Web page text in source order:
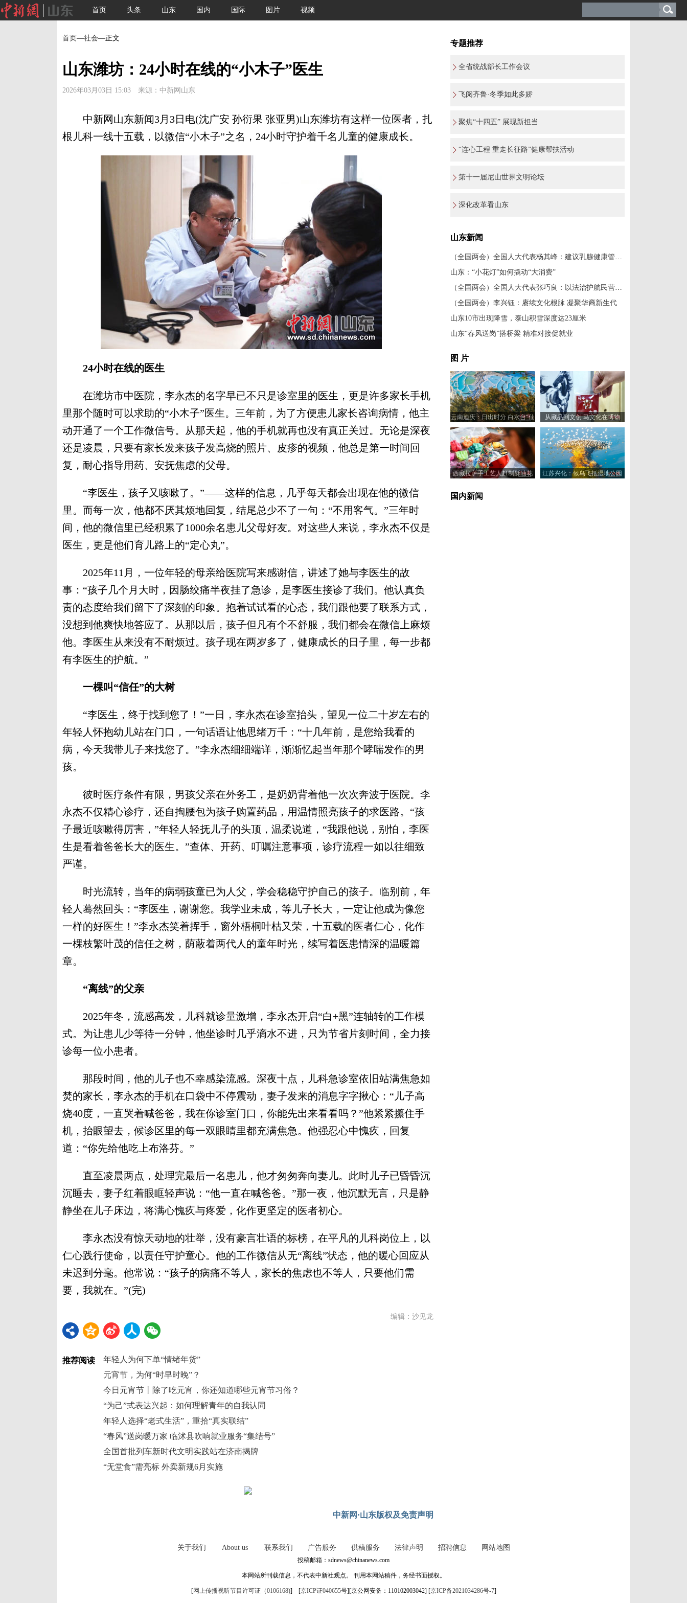
首页 头条 山东 国内 国际 图片 视频
首页—社会—正文
山东潍坊：24小时在线的“小木子”医生
2026年03月03日 15:03 来源：中新网山东
中新网山东新闻3月3日电(沈广安 孙衍果 张亚男)山东潍坊有这样一位医者，扎
根儿科一线十五载，以微信“小木子”之名，24小时守护着千名儿童的健康成长。
24小时在线的医生
在潍坊市中医院，李永杰的名字早已不只是诊室里的医生，更是许多家长手机
里那个随时可以求助的“小木子”医生。三年前，为了方便患儿家长咨询病情，他主
动开通了一个工作微信号。从那天起，他的手机就再也没有真正关过。无论是深夜
还是凌晨，只要有家长发来孩子发高烧的照片、皮疹的视频，他总是第一时间回
复，耐心指导用药、安抚焦虑的父母。
“李医生，孩子又咳嗽了。”——这样的信息，几乎每天都会出现在他的微信
里。而每一次，他都不厌其烦地回复，结尾总少不了一句：“不用客气。”三年时
间，他的微信里已经积累了1000余名患儿父母好友。对这些人来说，李永杰不仅是
医生，更是他们育儿路上的“定心丸”。
2025年11月，一位年轻的母亲给医院写来感谢信，讲述了她与李医生的故
事：“孩子几个月大时，因肠绞痛半夜挂了急诊，是李医生接诊了我们。他认真负
责的态度给我们留下了深刻的印象。抱着试试看的心态，我们跟他要了联系方式，
没想到他爽快地答应了。从那以后，孩子但凡有个不舒服，我们都会在微信上麻烦
他。李医生从来没有不耐烦过。孩子现在两岁多了，健康成长的日子里，每一步都
有李医生的护航。”
一棵叫“信任”的大树
“李医生，终于找到您了！”一日，李永杰在诊室抬头，望见一位二十岁左右的
年轻人怀抱幼儿站在门口，一句话语让他思绪万千：“十几年前，是您给我看的
病，今天我带儿子来找您了。”李永杰细细端详，渐渐忆起当年那个哮喘发作的男
孩。
彼时医疗条件有限，男孩父亲在外务工，是奶奶背着他一次次奔波于医院。李
永杰不仅精心诊疗，还自掏腰包为孩子购置药品，用温情照亮孩子的求医路。“孩
子最近咳嗽得厉害，”年轻人轻抚儿子的头顶，温柔说道，“我跟他说，别怕，李医
生是看着爸爸长大的医生。”查体、开药、叮嘱注意事项，诊疗流程一如以往细致
严谨。
时光流转，当年的病弱孩童已为人父，学会稳稳守护自己的孩子。临别前，年
轻人蓦然回头：“李医生，谢谢您。我学业未成，等儿子长大，一定让他成为像您
一样的好医生！”李永杰笑着挥手，窗外梧桐叶枯又荣，十五载的医者仁心，化作
一棵枝繁叶茂的信任之树，荫蔽着两代人的童年时光，续写着医患情深的温暖篇
章。
“离线”的父亲
2025年冬，流感高发，儿科就诊量激增，李永杰开启“白+黑”连轴转的工作模
式。为让患儿少等待一分钟，他坐诊时几乎滴水不进，只为节省片刻时间，全力接
诊每一位小患者。
那段时间，他的儿子也不幸感染流感。深夜十点，儿科急诊室依旧站满焦急如
焚的家长，李永杰的手机在口袋中不停震动，妻子发来的消息字字揪心：“儿子高
烧40度，一直哭着喊爸爸，我在你诊室门口，你能先出来看看吗？”他紧紧攥住手
机，抬眼望去，候诊区里的每一双眼睛里都充满焦急。他强忍心中愧疚，回复
道：“你先给他吃上布洛芬。”
直至凌晨两点，处理完最后一名患儿，他才匆匆奔向妻儿。此时儿子已昏昏沉
沉睡去，妻子红着眼眶轻声说：“他一直在喊爸爸。”那一夜，他沉默无言，只是静
静坐在儿子床边，将满心愧疚与疼爱，化作更坚定的医者初心。
李永杰没有惊天动地的壮举，没有豪言壮语的标榜，在平凡的儿科岗位上，以
仁心践行使命，以责任守护童心。他的工作微信从无“离线”状态，他的暖心回应从
未迟到分毫。他常说：“孩子的病痛不等人，家长的焦虑也不等人，只要他们需
要，我就在。”(完)
编辑：沙见龙
推荐阅读
年轻人为何下单“情绪年货”
元宵节，为何“时早时晚”？
今日元宵节丨除了吃元宵，你还知道哪些元宵节习俗？
“为己”式表达兴起：如何理解青年的自我认同
年轻人选择“老式生活”，重拾“真实联结”
“春风”送岗暖万家 临沭县吹响就业服务“集结号”
全国首批列车新时代文明实践站在济南揭牌
“无堂食”需亮标 外卖新规6月实施
中新网·山东版权及免责声明
专题推荐
全省统战部长工作会议
飞阅齐鲁·冬季如此多娇
聚焦“十四五” 展现新担当
“连心工程 重走长征路”健康帮扶活动
第十一届尼山世界文明论坛
深化改革看山东
山东新闻
（全国两会）全国人大代表杨其峰：建议乳腺健康管理关口前移
山东：“小花灯”如何撬动“大消费”
（全国两会）全国人大代表张巧良：以法治护航民营经济健康发展
（全国两会）李兴钰：赓续文化根脉 凝聚华裔新生代
山东10市出现降雪，泰山积雪深度达23厘米
山东“春风送岗”搭桥梁 精准对接促就业
图 片
云南迪庆：日出时分 白水台“仙
人遗田”染金边
从藏品到文创 马文化在博物
馆“奔”向新岁
西藏拉萨手工艺人赶制酥油花
江苏兴化：候鸟飞抵湿地公园
国内新闻
关于我们 About us 联系我们 广告服务 供稿服务 法律声明 招聘信息 网站地图
投稿邮箱：sdnews@chinanews.com
本网站所刊载信息，不代表中新社观点。 刊用本网站稿件，务经书面授权。
[网上传播视听节目许可证（0106168)] [京ICP证040655号][京公网安备：110102003042] [京ICP备2021034286号-7]